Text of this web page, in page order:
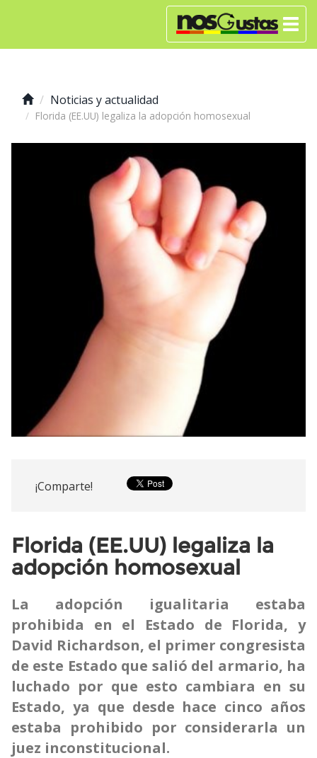
Noticias y actualidad
Florida (EE.UU) legaliza la adopción homosexual
¡Comparte!
Florida (EE.UU) legaliza la
adopción homosexual
La adopción igualitaria estaba
prohibida en el Estado de Florida, y
David Richardson, el primer congresista
de este Estado que salió del armario, ha
luchado por que esto cambiara en su
Estado, ya que desde hace cinco años
estaba prohibido por considerarla un
juez inconstitucional.